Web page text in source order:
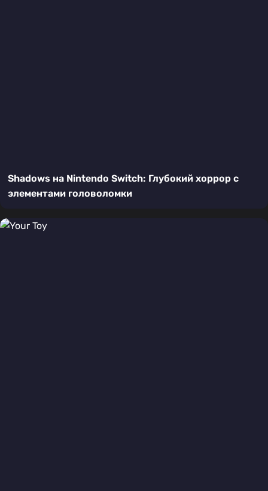
Shadows на Nintendo Switch: Глубокий хоррор с
элементами головоломки